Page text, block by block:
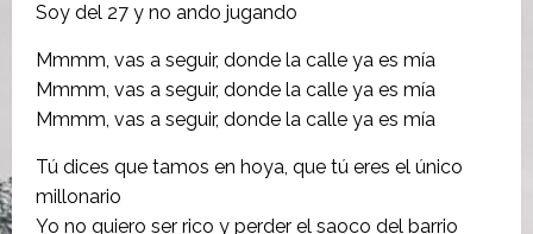
Soy del 27 y no ando jugando
Mmmm, vas a seguir, donde la calle ya es mía
Mmmm, vas a seguir, donde la calle ya es mía
Mmmm, vas a seguir, donde la calle ya es mía
Tú dices que tamos en hoya, que tú eres el único
millonario
Yo no quiero ser rico y perder el saoco del barrio